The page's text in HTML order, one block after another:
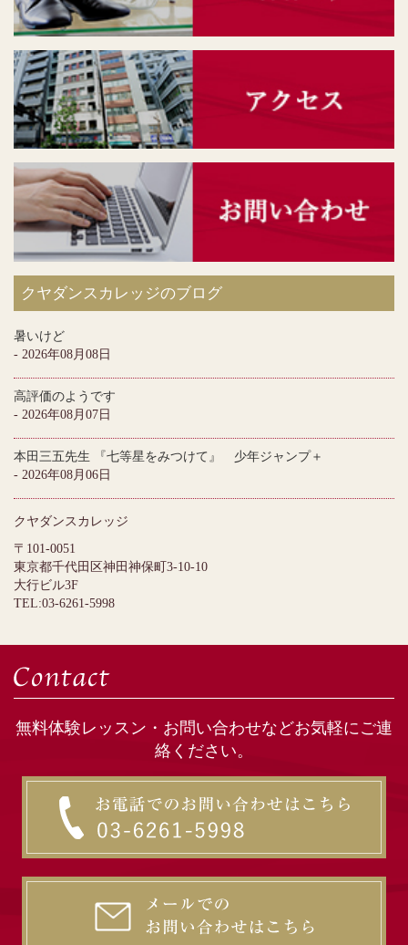
クヤダンスカレッジのブログ
暑いけど
- 2026年08月08日
高評価のようです
- 2026年08月07日
本田三五先生 『七等星をみつけて』 少年ジャンプ＋
- 2026年08月06日
クヤダンスカレッジ
〒101-0051
東京都千代田区神田神保町3-10-10
大行ビル3F
TEL:03-6261-5998
無料体験レッスン・お問い合わせなどお気軽にご連
絡ください。